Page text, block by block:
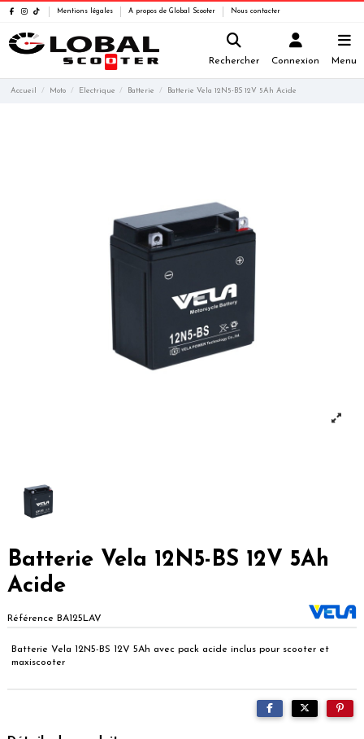
Mentions légales A propos de Global Scooter Nous contacter
Rechercher Connexion Menu
Accueil Moto Electrique Batterie Batterie Vela 12N5-BS 12V 5Ah Acide
Batterie Vela 12N5-BS 12V 5Ah
Acide
Référence BA125LAV
Batterie Vela 12N5-BS 12V 5Ah avec pack acide inclus pour scooter et
maxiscooter